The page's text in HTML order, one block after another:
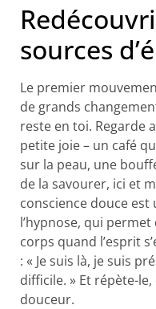
sources
Le premier
de grands
reste en toi. Regarde
petite joie – un café
sur la peau, une
de la savourer, ici et
conscience douce
l’hypnose, qui
corps quand l’esprit
: « Je suis là, je suis
difficile. » Et répète-
douceur.